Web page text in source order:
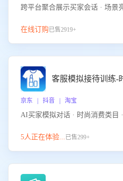
跨平台聚合展示买家会话 · 场景
在线订购已售2919+
客服模拟接待训练-
京东 | 抖音 | 淘宝
AI买家模拟对话 · 时尚消费类目
5人正在体验...已售299+